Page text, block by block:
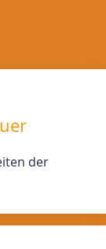
der